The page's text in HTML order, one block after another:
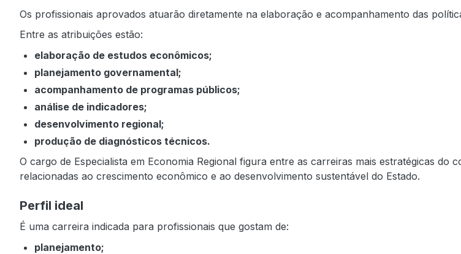
Os profissionais aprovados atuarão diretamente na elaboração e acompanhamento das
Entre as atribuições estão:
elaboração de estudos econômicos;
planejamento governamental;
acompanhamento de programas públicos;
análise de indicadores;
desenvolvimento regional;
produção de diagnósticos técnicos.
O cargo de Especialista em Economia Regional figura entre as carreiras mais estratégicas
relacionadas ao crescimento econômico e ao desenvolvimento sustentável do Estado.
Perfil ideal
É uma carreira indicada para profissionais que gostam de:
planejamento;